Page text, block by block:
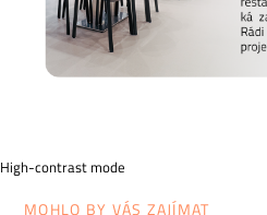
High-contrast mode
MOHLO BY VÁS ZAJÍMAT